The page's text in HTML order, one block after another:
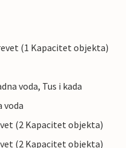
(1 Kapacitet objekta)
voda, Tus i kada
voda
(2 Kapacitet objekta)
(2 Kapacitet objekta)